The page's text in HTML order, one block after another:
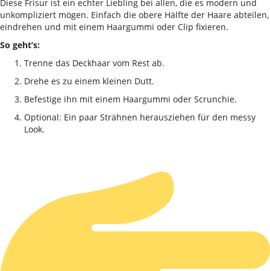
Diese Frisur ist ein echter Liebling bei allen, die es modern und
unkompliziert mögen. Einfach die obere Hälfte der Haare abteilen,
eindrehen und mit einem Haargummi oder Clip fixieren.
So geht’s:
Trenne das Deckhaar vom Rest ab.
Drehe es zu einem kleinen Dutt.
Befestige ihn mit einem Haargummi oder Scrunchie.
Optional: Ein paar Strähnen herausziehen für den messy
Look.